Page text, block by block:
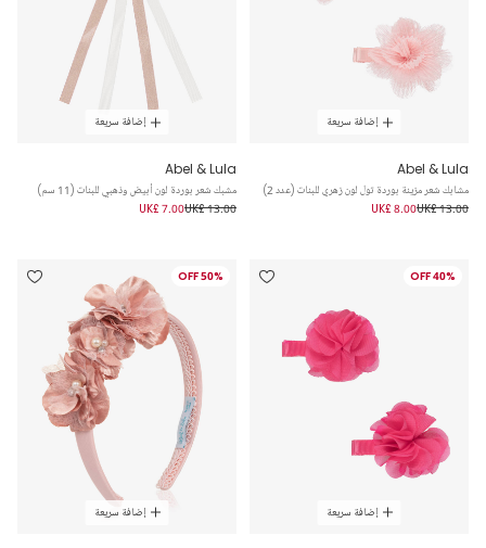
إضافة سريعة
Abel & Lula
مشابك شعر مزينة بوردة تول لون زهري للبنات (عدد 2)
UK£ 13.00
UK£ 8.00
إضافة سريعة
Abel & Lula
مشبك شعر بوردة لون أبيض وذهبي للبنات (11 سم)
UK£ 13.00
UK£ 7.00
40% OFF
إضافة سريعة
50% OFF
إضافة سريعة